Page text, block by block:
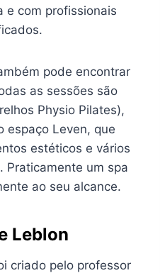
e com profissionais
pode encontrar
as sessões são
Physio Pilates),
espaço Leven, que
estéticos e vários
Praticamente um spa
ao seu alcance.
Leblon
criado pelo professor